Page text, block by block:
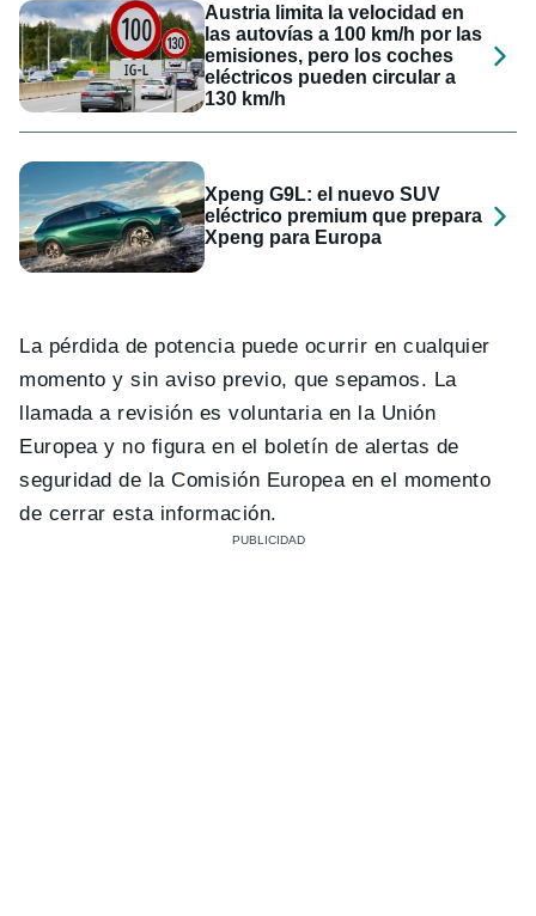
Austria limita la velocidad en
las autovías a 100 km/h por las
emisiones, pero los coches
eléctricos pueden circular a
130 km/h
Xpeng G9L: el nuevo SUV
eléctrico premium que prepara
Xpeng para Europa
La pérdida de potencia puede ocurrir en cualquier
momento y sin aviso previo, que sepamos. La
llamada a revisión es voluntaria en la Unión
Europea y no figura en el boletín de alertas de
seguridad de la Comisión Europea en el momento
de cerrar esta información.